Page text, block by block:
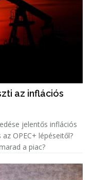
az inflációs
jelentős inflációs
OPEC+ lépéseitől?
a piac?